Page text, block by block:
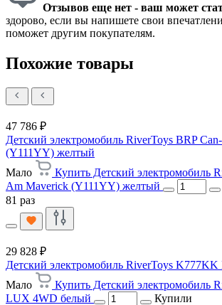
Отзывов еще нет - ваш может
здорово, если вы напишете свои
поможет другим покупателям.
Похожие товары
47 786 ₽
Детский электромобиль RiverToys BRP
(Y111YY) желтый
Мало
Купить Детский электромобиль
Am Maverick (Y111YY) желтый
81 раз
29 828 ₽
Детский электромобиль RiverToys
Мало
Купить Детский электромобиль
LUX 4WD белый
Купили